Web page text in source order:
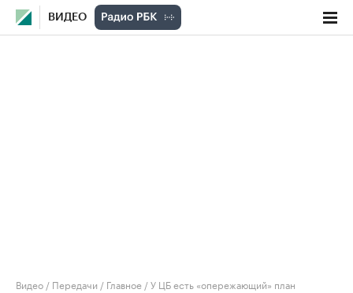
ВИДЕО
Видео / Передачи / Главное /У ЦБ есть «опережающий» план